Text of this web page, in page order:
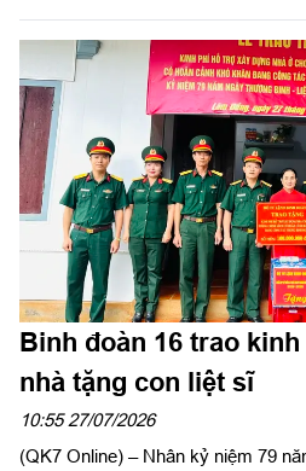
“Đền ơn đáp nghĩa”, tri ân người
kỷ niệm 79 năm Ngày Thương
27/7/2026), hướng tới kỷ niệm 65
Trường Sĩ quan Lục quân 2 (27/8/
Binh đoàn 16 trao
nhà tặng con liệt sĩ
10:55 27/07/2026
(QK7 Online) – Nhân kỷ niệm 79